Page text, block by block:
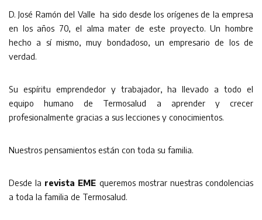
D. José Ramón del Valle ha sido desde los orígenes de la empresa
en los años 70, el alma mater de este proyecto. Un hombre
hecho a sí mismo, muy bondadoso, un empresario de los de
verdad.
Su espíritu emprendedor y trabajador, ha llevado a todo el
equipo humano de Termosalud a aprender y crecer
profesionalmente gracias a sus lecciones y conocimientos.
Nuestros pensamientos están con toda su familia.
Desde la revista EME queremos mostrar nuestras condolencias
a toda la familia de Termosalud.